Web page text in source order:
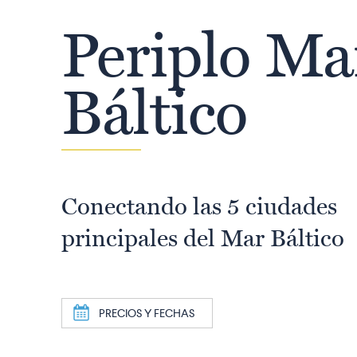
Periplo
Báltico
Conectando las 5 ciudades
principales del Mar Báltico
a PRECIOS Y FECHAS